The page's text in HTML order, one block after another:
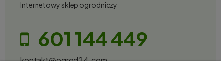
Internetowy sklep ogrodniczy
601 144 449
kontakt@ogrod24.com